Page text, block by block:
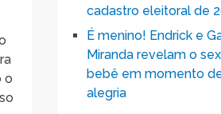
o
cadastro eleitoral de
É menino! Endrick e
Miranda revelam o
bebê em momento
alegria